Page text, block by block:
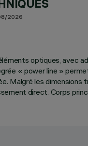
2026
optiques, avec
« power line »
Malgré les
direct. Corps